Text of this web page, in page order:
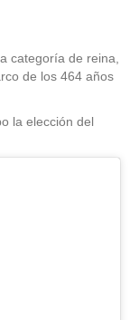
categoría de reina,
de los 464 años
la elección del